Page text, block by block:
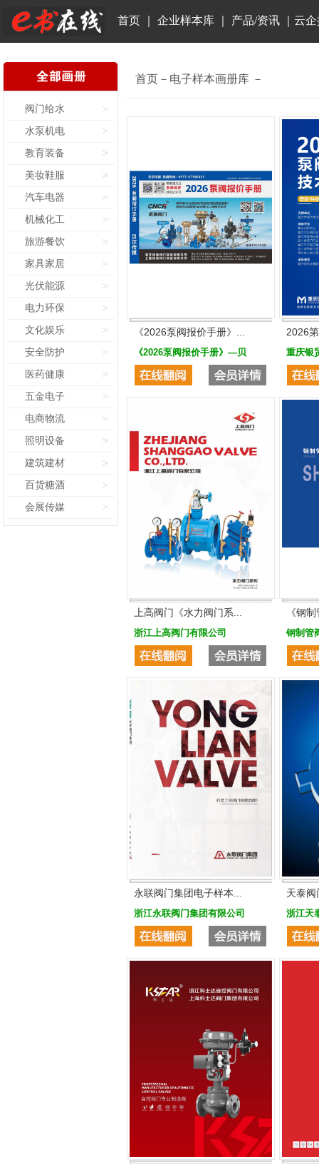
首页 企业样本库 产品/资讯 云
阀门给水 >
水泵机电 >
教育装备 >
美妆鞋服 >
汽车电器 >
机械化工 >
旅游餐饮 >
家具家居 >
光伏能源 >
电力环保 >
文化娱乐 >
安全防护 >
医药健康 >
五金电子 >
电商物流 >
照明设备 >
建筑建材 >
百货糖酒 >
会展传媒 >
首页－电子样本画册库 －
《2026泵阀报价手册》...
《2026泵阀报价手册》—贝
2026
重庆银
上高阀门《水力阀门系...
浙江上高阀门有限公司
《钢
钢制管
永联阀门集团电子样本...
浙江永联阀门集团有限公司
天泰阀
浙江天